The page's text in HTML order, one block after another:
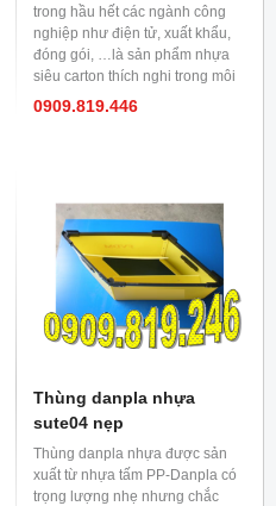
trong hầu hết các ngành công
nghiệp như điện tử, xuất khẩu,
đóng gói, …là sản phẩm nhựa
siêu carton thích nghi trong môi
trường ẩm ướt, không thấm, hút
0909.819.446
Thùng danpla nhựa
sute04 nẹp
Thùng danpla nhựa được sản
xuất từ nhựa tấm PP-Danpla có
trọng lượng nhẹ nhưng chắc